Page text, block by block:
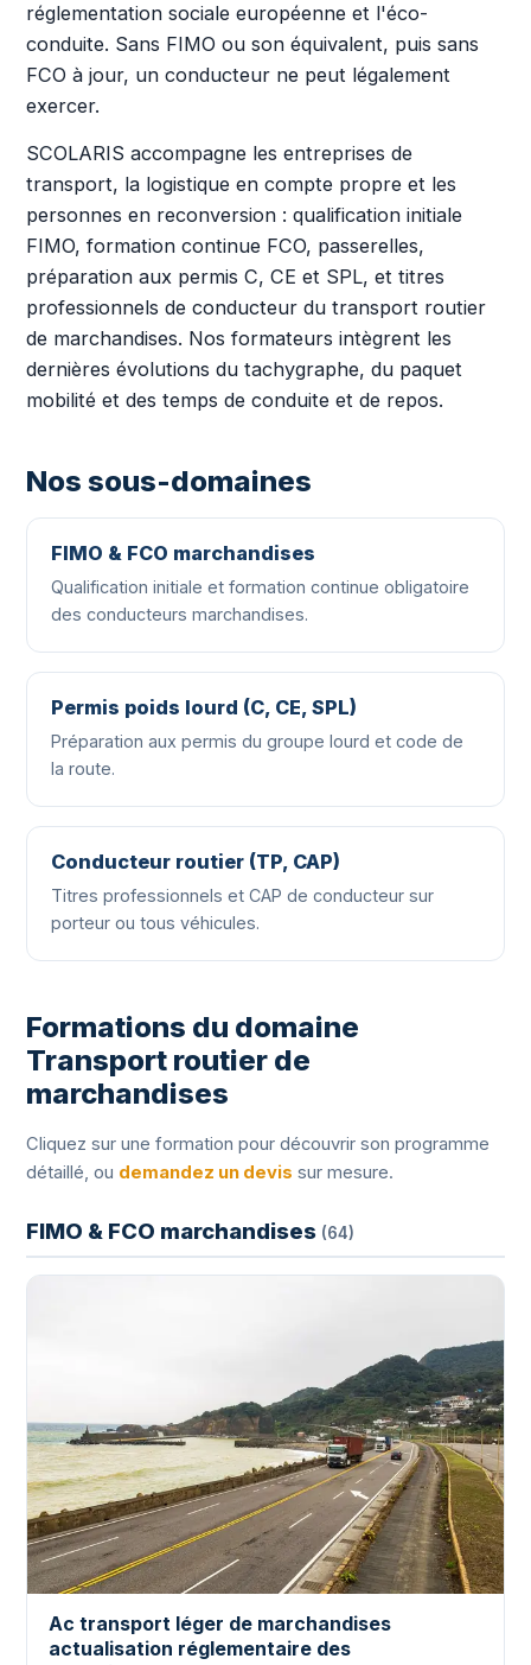
réglementation sociale européenne et l'éco-
conduite. Sans FIMO ou son équivalent, puis sans
FCO à jour, un conducteur ne peut légalement
exercer.
SCOLARIS accompagne les entreprises de
transport, la logistique en compte propre et les
personnes en reconversion : qualification initiale
FIMO, formation continue FCO, passerelles,
préparation aux permis C, CE et SPL, et titres
professionnels de conducteur du transport routier
de marchandises. Nos formateurs intègrent les
dernières évolutions du tachygraphe, du paquet
mobilité et des temps de conduite et de repos.
Nos sous-domaines
FIMO & FCO marchandises
Qualification initiale et formation continue obligatoire
des conducteurs marchandises.
Permis poids lourd (C, CE, SPL)
Préparation aux permis du groupe lourd et code de
la route.
Conducteur routier (TP, CAP)
Titres professionnels et CAP de conducteur sur
porteur ou tous véhicules.
Formations du domaine
Transport routier de
marchandises
Cliquez sur une formation pour découvrir son programme
détaillé, ou demandez un devis sur mesure.
FIMO & FCO marchandises (64)
Ac transport léger de marchandises
actualisation réglementaire des